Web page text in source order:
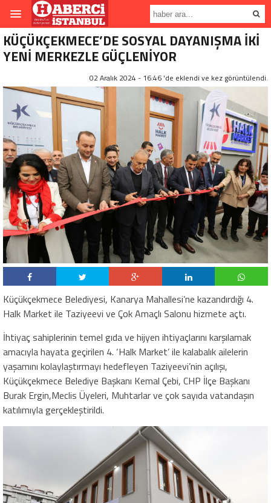
KÜÇÜKÇEKMECE’DE SOSYAL DAYANIŞMA İKİ
YENİ MERKEZLE GÜÇLENİYOR
02 Aralık 2024 - 16:46 'de eklendi ve kez görüntülendi.
Küçükçekmece Belediyesi, Kanarya Mahallesi’ne kazandırdığı 4.
Halk Market ile Taziyeevi ve Çok Amaçlı Salonu hizmete açtı.
İhtiyaç sahiplerinin temel gıda ve hijyen ihtiyaçlarını karşılamak
amacıyla hayata geçirilen 4. ‘Halk Market’ ile kalabalık ailelerin
yaşamını kolaylaştırmayı hedefleyen Taziyeevi’nin açılışı,
Küçükçekmece Belediye Başkanı Kemal Çebi, CHP İlçe Başkanı
Burak Ergin,Meclis Üyeleri, Muhtarlar ve çok sayıda vatandaşın
katılımıyla gerçekleştirildi.